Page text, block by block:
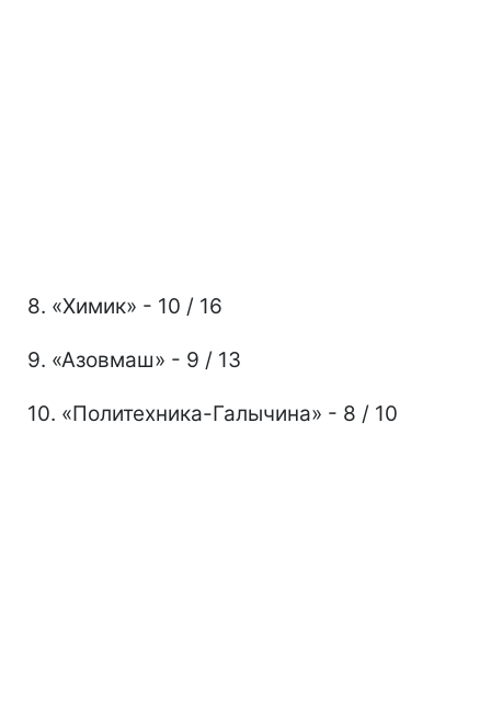
8. «Химик» - 10 / 16
9. «Азовмаш» - 9 / 13
10. «Политехника-Галычина» - 8 / 10